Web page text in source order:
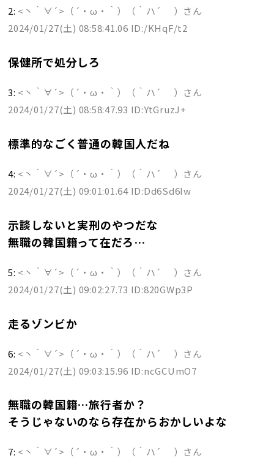
2: <丶｀∀´>（´・ω・｀）（｀ハ´ ）さん
2024/01/27(土) 08:58:41.06 ID:/KHqF/t2
保健所で処分しろ
3: <丶｀∀´>（´・ω・｀）（｀ハ´ ）さん
2024/01/27(土) 08:58:47.93 ID:YtGruzJ+
標準的なごく普通の韓国人だね
4: <丶｀∀´>（´・ω・｀）（｀ハ´ ）さん
2024/01/27(土) 09:01:01.64 ID:Dd6Sd6lw
示談しないと実刑のやつだな
無職の韓国籍って在だろ…
5: <丶｀∀´>（´・ω・｀）（｀ハ´ ）さん
2024/01/27(土) 09:02:27.73 ID:820GWp3P
走るゾンビか
6: <丶｀∀´>（´・ω・｀）（｀ハ´ ）さん
2024/01/27(土) 09:03:15.96 ID:ncGCUmO7
無職の韓国籍…旅行者か？
そうじゃないのなら存在からおかしいよな
7: <丶｀∀´>（´・ω・｀）（｀ハ´ ）さん